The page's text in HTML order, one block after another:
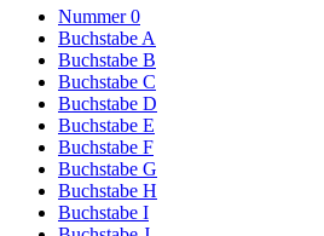
Nummer 0
Buchstabe A
Buchstabe B
Buchstabe C
Buchstabe D
Buchstabe E
Buchstabe F
Buchstabe G
Buchstabe H
Buchstabe I